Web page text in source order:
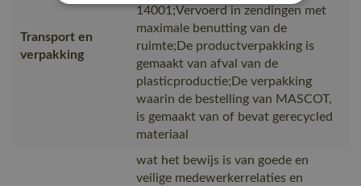
Transport en
verpakking
14001;Vervoerd in zendingen met
maximale benutting van de
ruimte;De productverpakking is
gemaakt van afval van de
plasticproductie;De verpakking
waarin de bestelling van MASCOT,
is gemaakt van of bevat gerecycled
materiaal
wat het bewijs is van goede en
veilige medewerkerrelaties en